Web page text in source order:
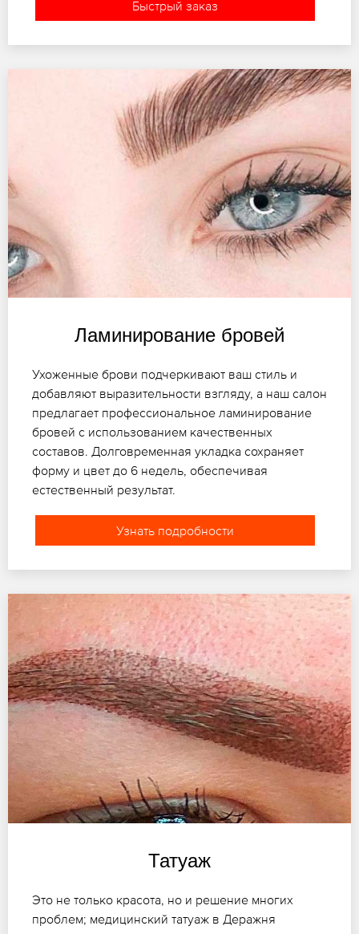
Быстрый заказ
Ламинирование бровей
Ухоженные брови подчеркивают ваш стиль и
добавляют выразительности взгляду, а наш салон
предлагает профессиональное ламинирование
бровей с использованием качественных
составов. Долговременная укладка сохраняет
форму и цвет до 6 недель, обеспечивая
естественный результат.
Узнать подробности
Татуаж
Это не только красота, но и решение многих
проблем; медицинский татуаж в Деражня